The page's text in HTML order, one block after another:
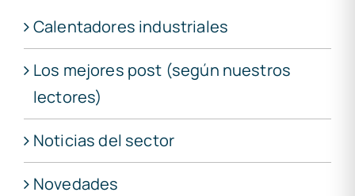
Calentadores industriales
Los mejores post (según nuestros
lectores)
Noticias del sector
Novedades